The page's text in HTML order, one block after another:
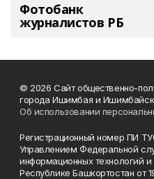
Фотобанк
журналистов РБ
© 2026 Сайт общественно-
города Ишимбая и
Об использовании
Регистрационный номер ПИ
Управлением Федеральной
информационных технологий
Республике Башкортостан от